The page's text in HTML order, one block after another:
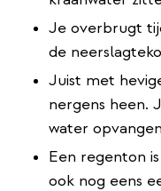
Je overbrugt
de
Juist met
nergens heen.
water
Een regenton
ook nog eens